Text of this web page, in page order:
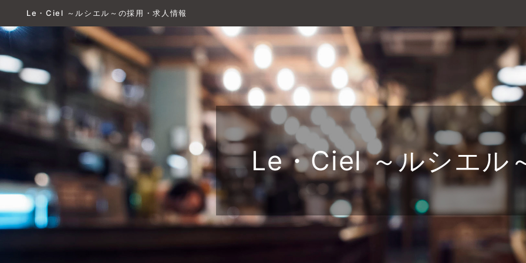
Le・Ciel ～ルシエル～の採用・求人情報
Le・Ciel ～ルシエル